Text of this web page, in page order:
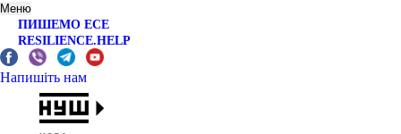
Меню
ПИШЕМО ЕСЕ
RESILIENCE.HELP
Напишіть нам